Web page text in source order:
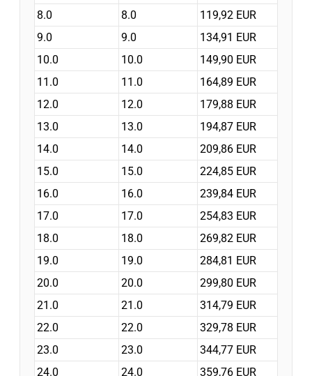
8.0
8.0
119,92 EUR
9.0
9.0
134,91 EUR
10.0
10.0
149,90 EUR
11.0
11.0
164,89 EUR
12.0
12.0
179,88 EUR
13.0
13.0
194,87 EUR
14.0
14.0
209,86 EUR
15.0
15.0
224,85 EUR
16.0
16.0
239,84 EUR
17.0
17.0
254,83 EUR
18.0
18.0
269,82 EUR
19.0
19.0
284,81 EUR
20.0
20.0
299,80 EUR
21.0
21.0
314,79 EUR
22.0
22.0
329,78 EUR
23.0
23.0
344,77 EUR
24.0
24.0
359,76 EUR